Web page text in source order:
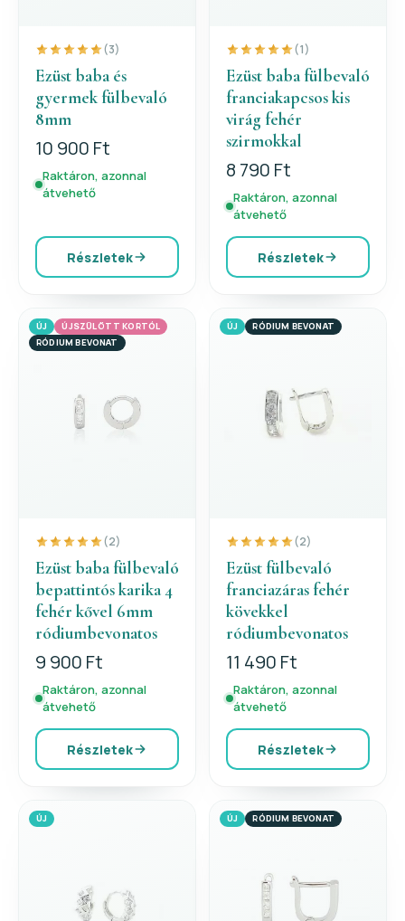
(3)
Ezüst baba és
gyermek fülbevaló
8mm
10 900 Ft
Raktáron, azonnal
átvehető
Részletek
(1)
Ezüst baba fülbevaló
franciakapcsos kis
virág fehér
szirmokkal
8 790 Ft
Raktáron, azonnal
átvehető
Részletek
ÚJ
ÚJSZÜLÖTT KORTÓL
RÓDIUM BEVONAT
(2)
Ezüst baba fülbevaló
bepattintós karika 4
fehér kővel 6mm
ródiumbevonatos
9 900 Ft
Raktáron, azonnal
átvehető
Részletek
ÚJ RÓDIUM BEVONAT
(2)
Ezüst fülbevaló
franciazáras fehér
kövekkel
ródiumbevonatos
11 490 Ft
Raktáron, azonnal
átvehető
Részletek
ÚJ ÚJ RÓDIUM BEVONAT